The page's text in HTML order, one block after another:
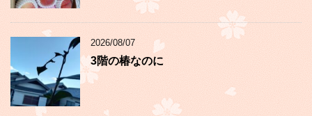
2026/08/07
3階の椿なのに